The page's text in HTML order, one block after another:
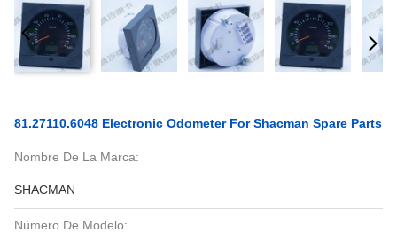
81.27110.6048 Electronic Odometer For Shacman Spare Parts
Nombre De La Marca:
SHACMAN
Número De Modelo: